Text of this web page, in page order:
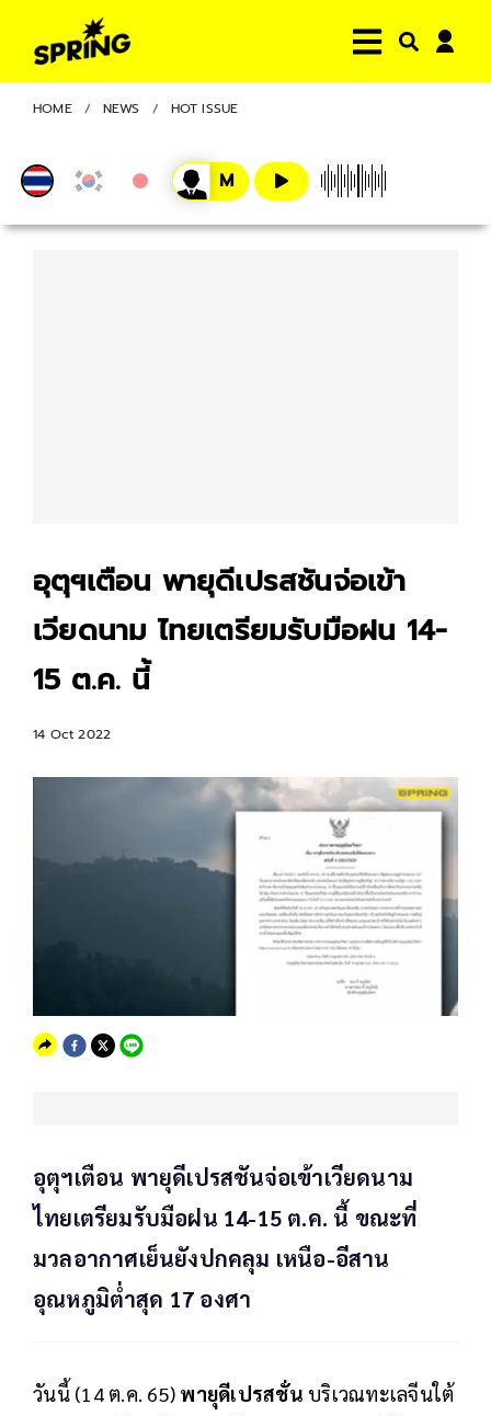
HOME NEWS HOT ISSUE
อุตุฯเตือน พายุดีเปรสชันจ่อเข้า
เวียดนาม ไทยเตรียมรับมือฝน 14-
15 ต.ค. นี้
14 Oct 2022
อุตุฯเตือน พายุดีเปรสชันจ่อเข้าเวียดนาม
ไทยเตรียมรับมือฝน 14-15 ต.ค. นี้ ขณะที่
มวลอากาศเย็นยังปกคลุม เหนือ-อีสาน
อุณหภูมิต่ำสุด 17 องศา
วันนี้ (14 ต.ค. 65) พายุดีเปรสชั่น บริเวณทะเลจีนใต้